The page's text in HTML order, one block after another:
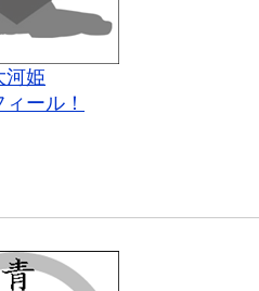
河姫
ール！